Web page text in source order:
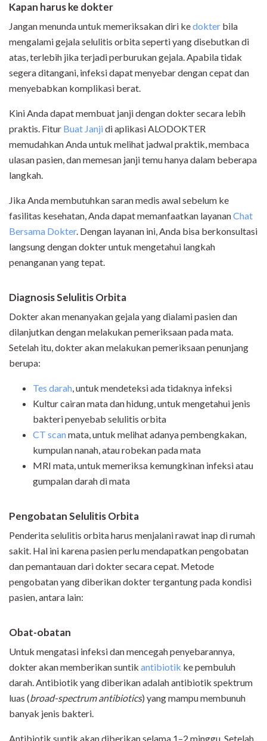
Kapan harus ke dokter
Jangan menunda untuk memeriksakan diri kedokter bila
mengalami gejala selulitis orbita seperti yang disebutkan di
atas, terlebih jika terjadi perburukan gejala. Apabila tidak
segera ditangani, infeksi dapat menyebar dengan cepat dan
menyebabkan komplikasi berat.
Kini Anda dapat membuat janji dengan dokter secara lebih
praktis. Fitur Buat Janjidiaplikasi ALODOKTER
memudahkan Anda untuk melihat jadwal praktik, membaca
ulasan pasien, dan memesan janji temu hanya dalam beberapa
langkah.
Jika Anda membutuhkan saran medis awal sebelum ke
fasilitas kesehatan, Anda dapat memanfaatkan layananChat
Bersama Dokter. Dengan layanan ini, Anda bisa berkonsultasi
langsung dengan dokter untuk mengetahui langkah
penanganan yang tepat.
Diagnosis Selulitis Orbita
Dokter akan menanyakan gejala yang dialami pasien dan
dilanjutkan dengan melakukan pemeriksaan pada mata.
Setelah itu, dokter akan melakukan pemeriksaan penunjang
berupa:
Tes darah, untuk mendeteksi ada tidaknya infeksi
Kultur cairan mata dan hidung, untuk mengetahui jenis
bakteri penyebab selulitis orbita
CT scanmata, untuk melihat adanya pembengkakan,
kumpulan nanah, atau robekan pada mata
MRI mata, untuk memeriksa kemungkinan infeksi atau
gumpalan darah di mata
Pengobatan Selulitis Orbita
Penderita selulitis orbita harus menjalani rawat inap di rumah
sakit. Hal ini karena pasien perlu mendapatkan pengobatan
dan pemantauan dari dokter secara cepat. Metode
pengobatan yang diberikan dokter tergantung pada kondisi
pasien, antara lain:
Obat-obatan
Untuk mengatasi infeksi dan mencegah penyebarannya,
dokter akan memberikan suntik antibiotik ke pembuluh
darah. Antibiotik yang diberikan adalah antibiotik spektrum
luas (broad-spectrum antibiotics) yang mampu membunuh
banyak jenis bakteri.
Antibiotik suntik akan diberikan selama 1–2 minggu. Setelah